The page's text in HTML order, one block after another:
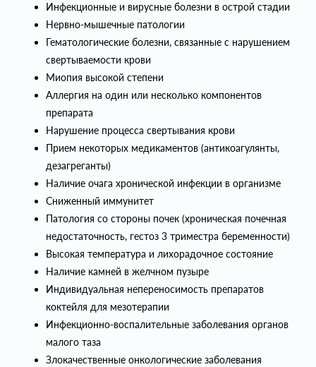
Инфекционные и вирусные болезни в острой стадии
Нервно-мышечные патологии
Гематологические болезни, связанные с нарушением
свертываемости крови
Миопия высокой степени
Аллергия на один или несколько компонентов
препарата
Нарушение процесса свертывания крови
Прием некоторых медикаментов (антикоагулянты,
дезагреганты)
Наличие очага хронической инфекции в организме
Сниженный иммунитет
Патология со стороны почек (хроническая почечная
недостаточность, гестоз 3 триместра беременности)
Высокая температура и лихорадочное состояние
Наличие камней в желчном пузыре
Индивидуальная непереносимость препаратов
коктейля для мезотерапии
Инфекционно-воспалительные заболевания органов
малого таза
Злокачественные онкологические заболевания